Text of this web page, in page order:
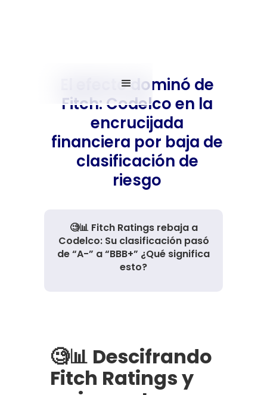
El efecto dominó de
Fitch: Codelco en la
encrucijada
financiera por baja de
clasificación de
riesgo
🧐📊 Fitch Ratings rebaja a
Codelco: Su clasificación pasó
de “A-” a “BBB+” ¿Qué significa
esto?
🧐📊 Descifrando
Fitch Ratings y